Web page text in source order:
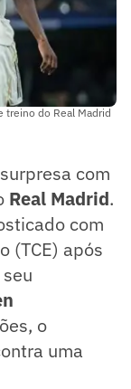
treino do Real Madrid
com
Real Madrid.
com
(TCE) após
o
uma